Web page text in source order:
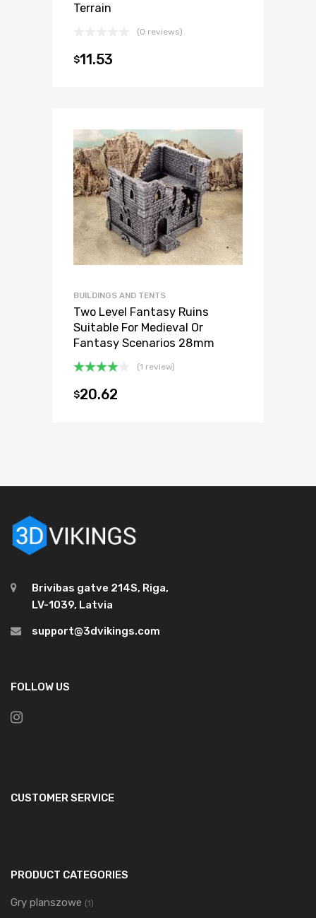
Terrain
(0 reviews)
$11.53
BUILDINGS AND TENTS
Two Level Fantasy Ruins
Suitable For Medieval Or
Fantasy Scenarios 28mm
4.00na
(1 review)
$20.62
Brivibas gatve 214S, Riga,
LV-1039, Latvia
support@3dvikings.com
FOLLOW US
CUSTOMER SERVICE
PRODUCT CATEGORIES
Gry planszowe (1)